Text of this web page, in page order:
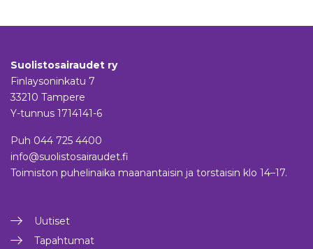
Suolistosairaudet ry
Finlaysoninkatu 7
33210 Tampere
Y-tunnus 1714141-6
Puh 044 725 4400
info@suolistosairaudet.fi
Toimiston puhelinaika maanantaisin ja torstaisin klo 14–17.
Uutiset
Tapahtumat